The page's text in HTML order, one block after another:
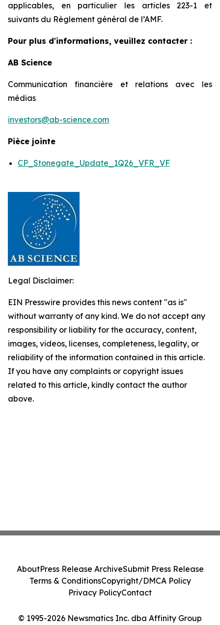
applicables, en particulier les articles 223-1 et
suivants du Règlement général de l’AMF.
Pour plus d'informations, veuillez contacter :
AB Science
Communication financière et relations avec les
médias
investors@ab-science.com
Pièce jointe
CP_Stonegate_Update_1Q26_VFR_VF
Legal Disclaimer:
EIN Presswire provides this news content "as is"
without warranty of any kind. We do not accept any
responsibility or liability for the accuracy, content,
images, videos, licenses, completeness, legality, or
reliability of the information contained in this article.
If you have any complaints or copyright issues
related to this article, kindly contact the author
above.
© 1995-2026 Newsmatics Inc. dba Affinity Group
AboutPress Release ArchiveSubmit Press Release
Terms & ConditionsCopyright/DMCA Policy
Privacy PolicyContact